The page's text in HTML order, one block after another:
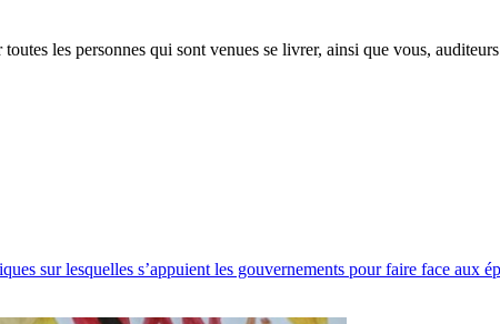
les personnes qui sont venues se livrer, ainsi que vous,
sur lesquelles s’appuient les gouvernements pour faire face aux